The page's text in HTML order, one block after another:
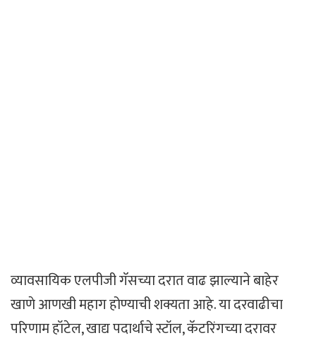
व्यावसायिक एलपीजी गॅसच्या दरात वाढ झाल्याने बाहेर
खाणे आणखी महाग होण्याची शक्यता आहे. या दरवाढीचा
परिणाम हॉटेल, खाद्य पदार्थाचे स्टॉल, कॅटरिंगच्या दरावर